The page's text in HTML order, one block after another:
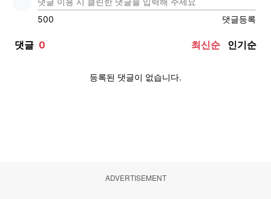
ADVERTISEMENT